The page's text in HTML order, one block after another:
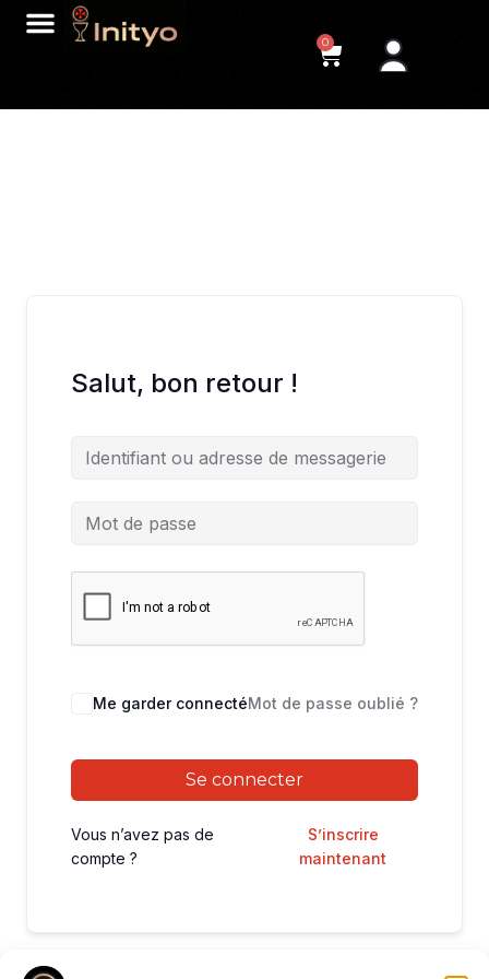
0
Salut, bon retour !
Me garder connectéMot de passe oublié ?
Se connecter
Vous n’avez pas de
compte ?
S’inscrire
maintenant